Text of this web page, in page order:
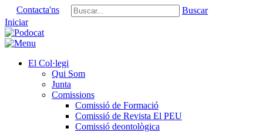
Contacta'ns
Buscar
Iniciar
El Col·legi
Qui Som
Junta
Comissions
Comissió de Formació
Comissió de Revista El PEU
Comissió deontològica